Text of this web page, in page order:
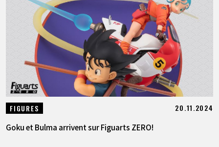
FIGURES 20.11.2024
Goku et Bulma arrivent sur Figuarts ZERO!